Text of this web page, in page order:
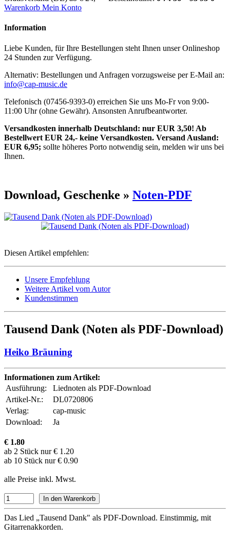
Warenkorb Mein Konto
Information
Liebe Kunden, für Ihre Bestellungen steht Ihnen unser Onlineshop
24 Stunden zur Verfügung.
Alternativ: Bestellungen und Anfragen vorzugsweise per E-Mail an:
info@cap-music.de
Telefonisch (07456-9393-0) erreichen Sie uns Mo-Fr von 9:00-
11:00 Uhr (ohne Gewähr). Ansonsten Anrufbeantworter.
Versandkosten innerhalb Deutschland: nur EUR 3,50! Ab
Bestellwert EUR 24,- keine Versandkosten. Versand Ausland:
EUR 6,95; sollte höheres Porto notwendig sein, melden wir uns bei
Ihnen.
Download, Geschenke » Noten-PDF
Diesen Artikel empfehlen:
Unsere Empfehlung
Weitere Artikel vom Autor
Kundenstimmen
Tausend Dank (Noten als PDF-Download)
Heiko Bräuning
Informationen zum Artikel:
Ausführung:
Liednoten als PDF-Download
Artikel-Nr.:
DL0720806
Verlag:
cap-music
Download:
Ja
€ 1.80
ab 2 Stück nur € 1.20
ab 10 Stück nur € 0.90
alle Preise inkl. Mwst.
Das Lied „Tausend Dank" als PDF-Download. Einstimmig, mit
Gitarrenakkorden.